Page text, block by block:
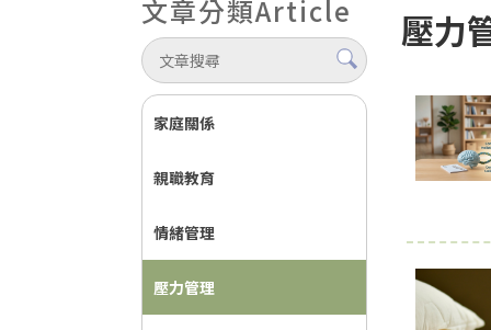
文章分類Article
家庭關係
親職教育
情緒管理
壓力管理
壓力